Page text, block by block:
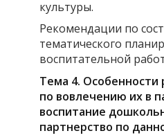
культуры.
Рекомендации по
тематического
воспитательной
Тема 4.
по вовлечению их в
воспитание
партнерство по